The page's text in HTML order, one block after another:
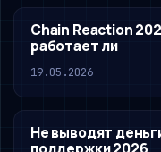
Chain Reaction
работает ли
19.05.2026
Не выводят